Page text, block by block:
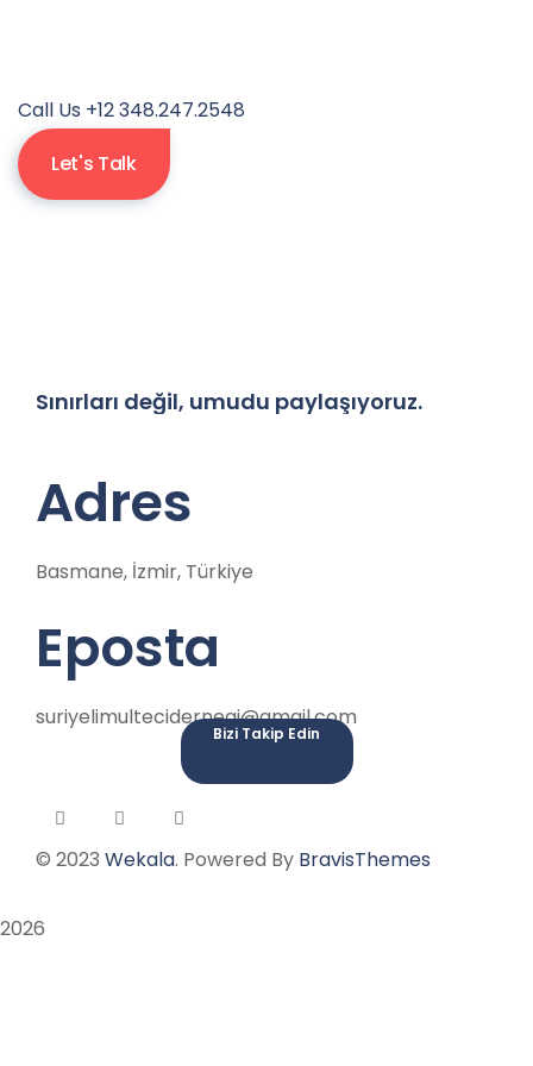
Call Us +12 348.247.2548
Let's Talk
Sınırları değil, umudu paylaşıyoruz.
Adres
Basmane, İzmir, Türkiye
Eposta
suriyelimultecidernegi@gmail.com
Bizi Takip Edin
© 2023 Wekala. Powered By BravisThemes
2026